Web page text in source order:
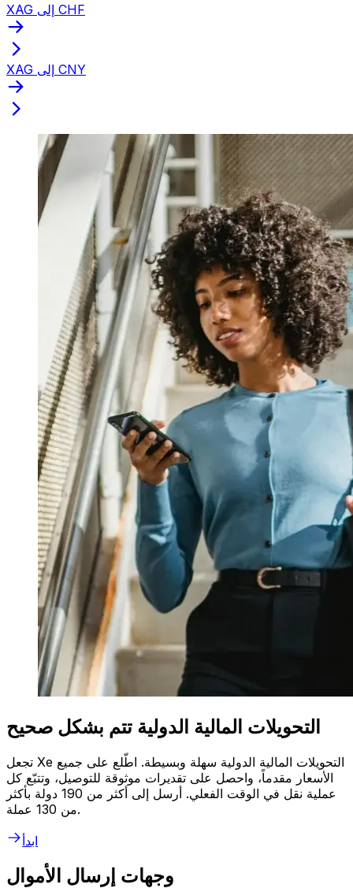
XAG إلى CHF
XAG إلى CNY
التحويلات المالية الدولية تتم بشكل صحيح
تجعل Xe التحويلات المالية الدولية سهلة وبسيطة. اطّلع على جميع
الأسعار مقدماً، واحصل على تقديرات موثوقة للتوصيل، وتتبّع كل
عملية نقل في الوقت الفعلي. أرسل إلى أكثر من 190 دولة بأكثر
من 130 عملة.
ابدأ
وجهات إرسال الأموال